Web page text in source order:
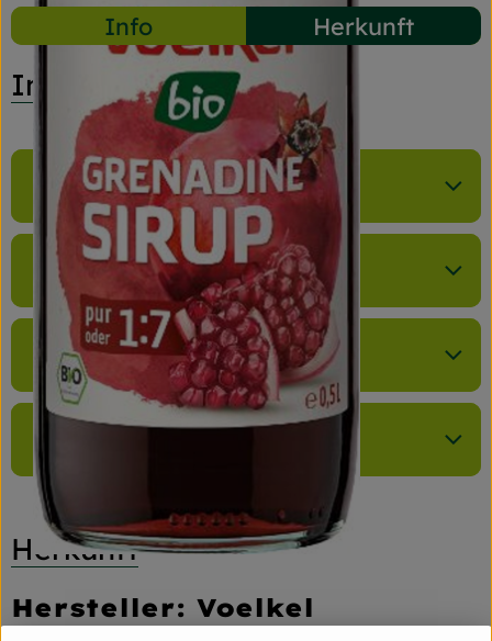
Info Herkunft
Info
Produktinformationen
Zutaten
Nährwert-Info
Herkunft
Hersteller: Voelkel